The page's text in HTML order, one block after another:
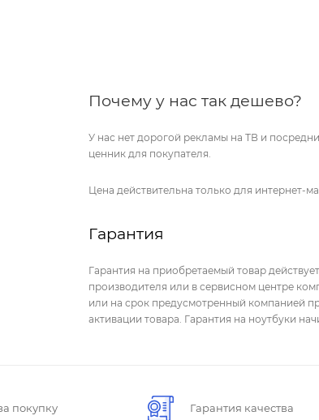
Почему у нас так дешево?
У нас нет дорогой рекламы на ТВ и
ценник для покупателя.
Цена действительна только для интернет-
Гарантия
Гарантия на приобретаемый товар
производителя или в сервисном центре
или на срок предусмотренный компанией
активации товара. Гарантия на ноутбуки
покупку Гарантия качества